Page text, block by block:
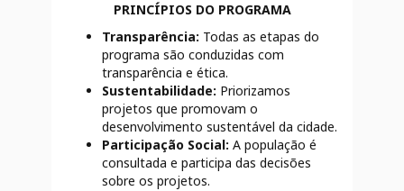
PRINCÍPIOS DO PROGRAMA
Transparência: Todas as etapas do
programa são conduzidas com
transparência e ética.
Sustentabilidade: Priorizamos
projetos que promovam o
desenvolvimento sustentável da cidade.
Participação Social: A população é
consultada e participa das decisões
sobre os projetos.